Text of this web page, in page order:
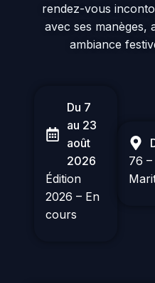
rendez-vous
avec ses manèges,
ambiance
Du 7
au 23
août
2026
Édition
2026 – En
cours
76 –